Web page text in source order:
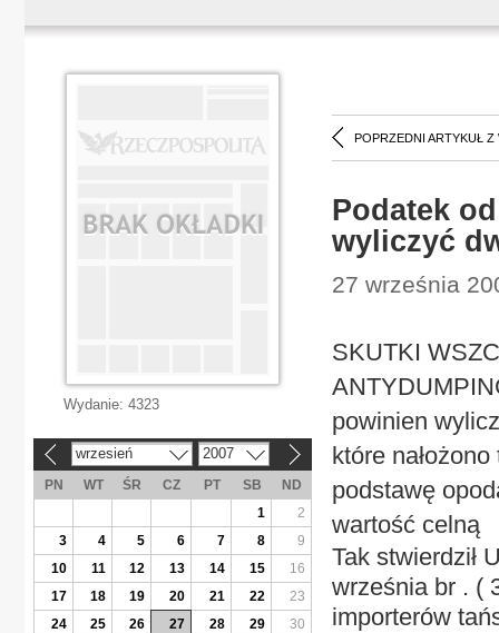
POPRZEDNI ARTYKUŁ Z
Podatek
wyliczyć
27 września
SKUTKI
powinien
które
podstawę
wartość celną
Tak stwierdził
września br . (
importerów
Wydanie: 4323
wrzesień 2007
PN WT ŚR CZ PT SB
ND
1
2
3
4 5 6 7 8
9
10
11 12 13 14 15
16
17
18 19 20 21 22
23
24
25 26 27 28 29 30